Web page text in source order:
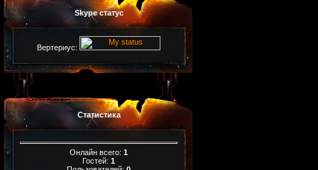
Skype статус
Вертериус:
Статистика
Онлайн всего: 1
Гостей: 1